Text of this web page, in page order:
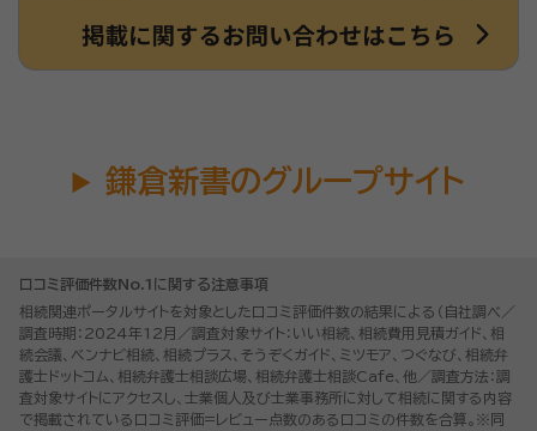
鎌倉新書のグループサイト
口コミ評価件数No.1に関する注意事項
相続関連ポータルサイトを対象とした口コミ評価件数の結果による（自社調べ／
調査時期：2024年12月／調査対象サイト：いい相続、相続費用見積ガイド、相
続会議、ベンナビ相続、相続プラス、そうぞくガイド、ミツモア、つぐなび、相続弁
護士ドットコム、相続弁護士相談広場、相続弁護士相談Cafe、他／調査方法：調
査対象サイトにアクセスし、士業個人及び士業事務所に対して相続に関する内容
で掲載されている口コミ評価=レビュー点数のある口コミの件数を合算。※同